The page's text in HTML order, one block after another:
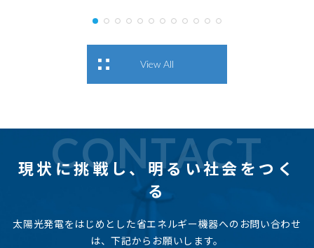
View All
CONTACT
現状に挑戦し、明るい社会をつく
る
太陽光発電をはじめとした省エネルギー機器へのお問い合わせ
は、下記からお願いします。